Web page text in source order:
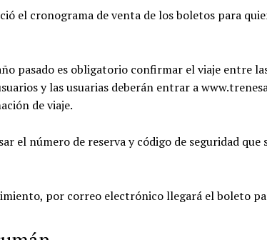
el cronograma de venta de los boletos para
pasado es obligatorio confirmar el viaje entre
y las usuarias deberán entrar a
de viaje.
el número de reserva y código de seguridad
por correo electrónico llegará el boleto